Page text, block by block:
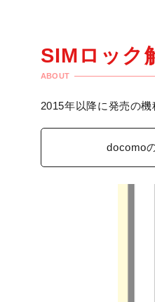
SIMロック
ABOUT
2015年以降に発売の
docomo